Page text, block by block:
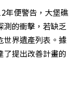
年便警告，大堡礁
測的衝擊，若缺乏
世界遺產列表。據
了提出改善計畫的